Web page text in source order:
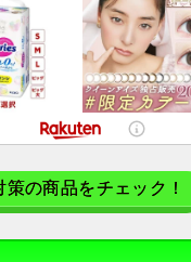
策の商品をチェック！